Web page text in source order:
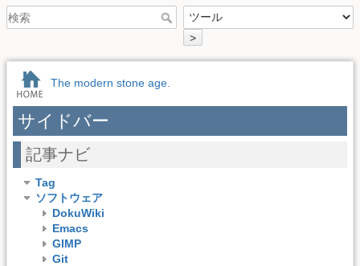
>
The modern stone age.
サイドバー
記事ナビ
Tag
ソフトウェア
DokuWiki
Emacs
GIMP
Git